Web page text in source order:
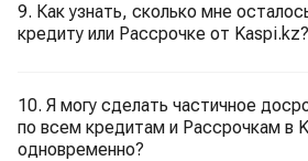
9. Как узнать, сколько мне
кредиту или Рассрочке от Kaspi.kz?
10. Я могу сделать частичное
по всем кредитам и Рассрочкам в
одновременно?